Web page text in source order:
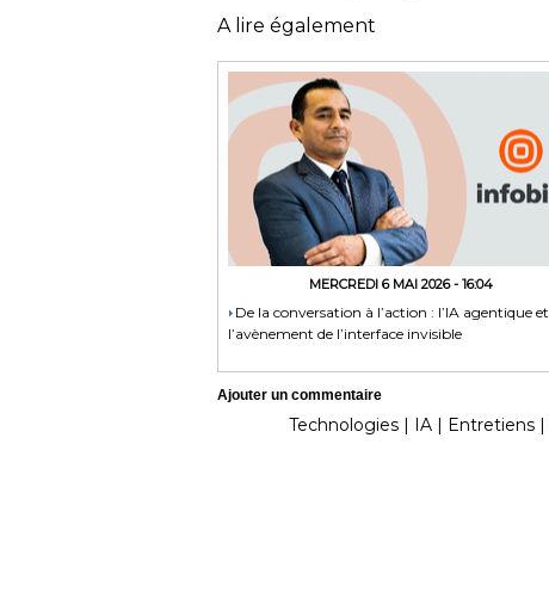
A lire également
MERCREDI 6 MAI 2026 - 16:04
​De la conversation à l’action : l’IA agentique et
l’avènement de l’interface invisible
Ajouter un commentaire
Technologies | IA | Entretiens |